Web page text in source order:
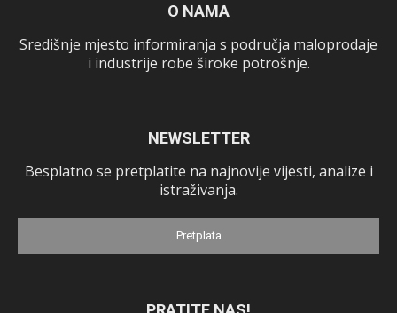
O NAMA
Središnje mjesto informiranja s područja maloprodaje
i industrije robe široke potrošnje.
NEWSLETTER
Besplatno se pretplatite na najnovije vijesti, analize i
istraživanja.
Pretplata